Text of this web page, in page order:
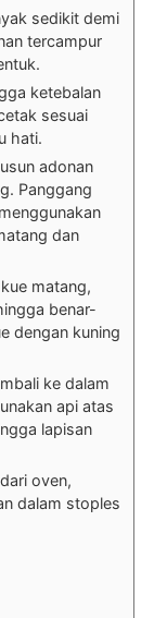
sedikit demi
tercampur
ketebalan
sesuai
hati.
adonan
Panggang
dan
matang,
benar-
dengan kuning
ke dalam
api atas
lapisan
oven,
dalam stoples